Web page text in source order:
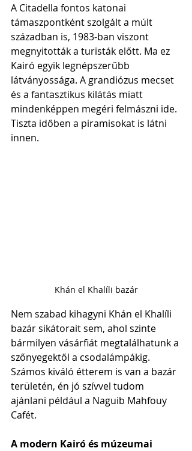
A Citadella fontos katonai
támaszpontként szolgált a múlt
században is, 1983-ban viszont
megnyitották a turisták előtt. Ma ez
Kairó egyik legnépszerűbb
látványossága. A grandiózus mecset
és a fantasztikus kilátás miatt
mindenképpen megéri felmászni ide.
Tiszta időben a piramisokat is látni
innen.
Khán el Khalíli bazár
Nem szabad kihagyni Khán el Khalíli
bazár sikátorait sem, ahol szinte
bármilyen vásárfiát megtalálhatunk a
szőnyegektől a csodalámpákig.
Számos kiváló étterem is van a bazár
területén, én jó szívvel tudom
ajánlani például a Naguib Mahfouy
Cafét.
A modern Kairó és múzeumai